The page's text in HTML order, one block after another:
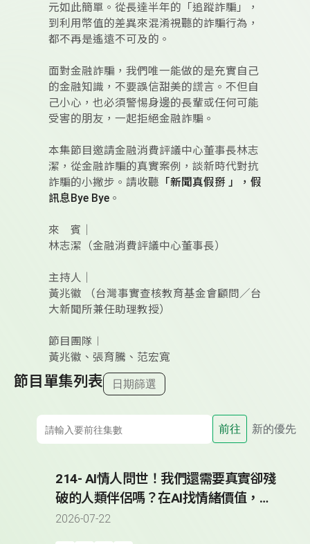
元如此簡單。從長達半年的「追蹤詐騙」，
到利用幣值的差異來混淆視聽的詐騙行為，
都不再是遙遠不可及的。
面對金融詐騙，我們唯一能做的是充實自己
的金融知識，不要誤信甜美的謊言。不但自
己小心，也必須警惕身邊的長輩或任何可能
受害的朋友，一起拒絕金融詐騙。
本集節目邀請金融消費評議中心董事長林志
潔，從金融詐騙的真實案例，談新時代對抗
詐騙的小撇步。請收聽 「新聞真假掰 」，假
訊息Bye Bye 。
來 賓｜
林志潔（金融消費評議中心董事長）
主持人｜
黃兆徽 （台灣事實查核教育基金會顧問／台
大新聞所兼任助理教授）
節目團隊︱
黃兆徽、張育騰、范宏寬
節目單集列表 日期篩選
前往 新的優先
214- AI情人問世！我們還需要真實卻殘
破的人類伴侶嗎？在AI找情緒價值，小
心被科技巨頭情感勒索？
2026-07-22